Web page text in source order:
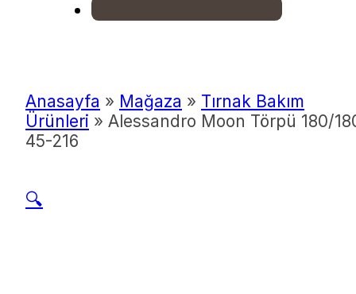
Anasayfa » Mağaza » Tırnak Bakım
Ürünleri » Alessandro Moon Törpü 180/
45-216
🔍